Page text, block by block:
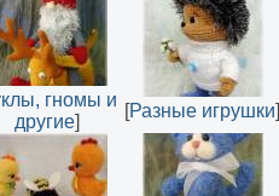
гномы и
другие]
[Разные игрушки]